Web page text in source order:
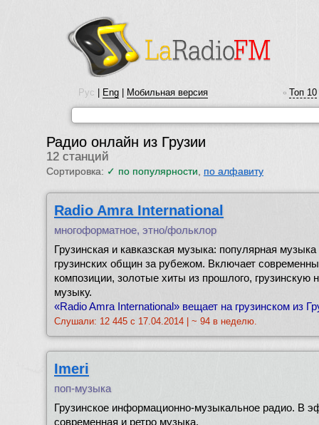
Рус Eng Мобильная версия
Радио онлайн из Грузии
12 станций
Сортировка: ✓ по популярности по алфавиту
Radio Amra International
многоформатное, этно/фольклор
Грузинская и кавказская музыка: популярная музыка
грузинских общин за рубежом. Включает
композиции, золотые хиты из прошлого, грузинскую
музыку.
«Radio Amra International» вещает на грузинском из
Слушали: 12 445 с 17.04.2014 | ~ 94 в неделю.
Imeri
поп-музыка
Грузинское информационно-музыкальное радио. В
современная и ретро музыка.
• Топ 10